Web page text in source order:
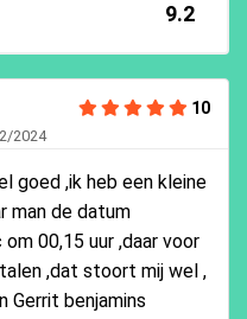
9.2
10
2024
goed ,ik heb een kleine
man de datum
00,15 uur ,daar voor
,dat stoort mij wel ,
Gerrit benjamins